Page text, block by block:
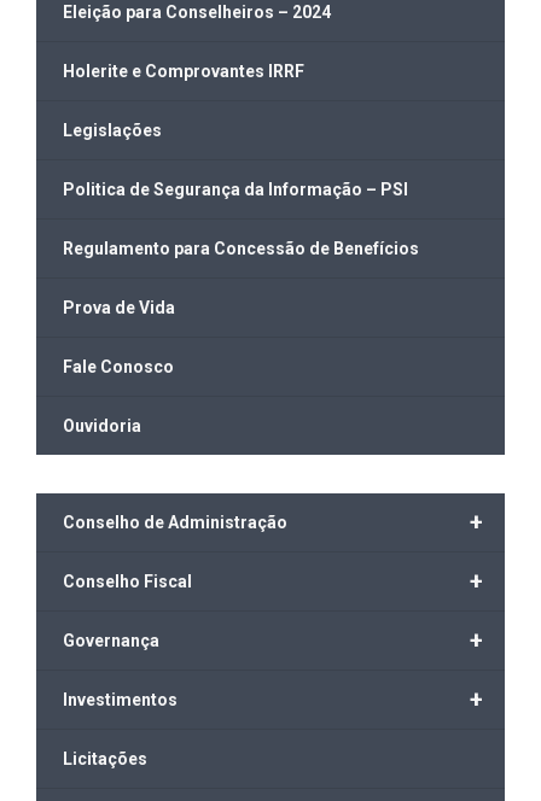
Eleição para Conselheiros – 2024
Holerite e Comprovantes IRRF
Legislações
Politica de Segurança da Informação – PSI
Regulamento para Concessão de Benefícios
Prova de Vida
Fale Conosco
Ouvidoria
+
Conselho de Administração
+
Conselho Fiscal
+
Governança
+
Investimentos
Licitações